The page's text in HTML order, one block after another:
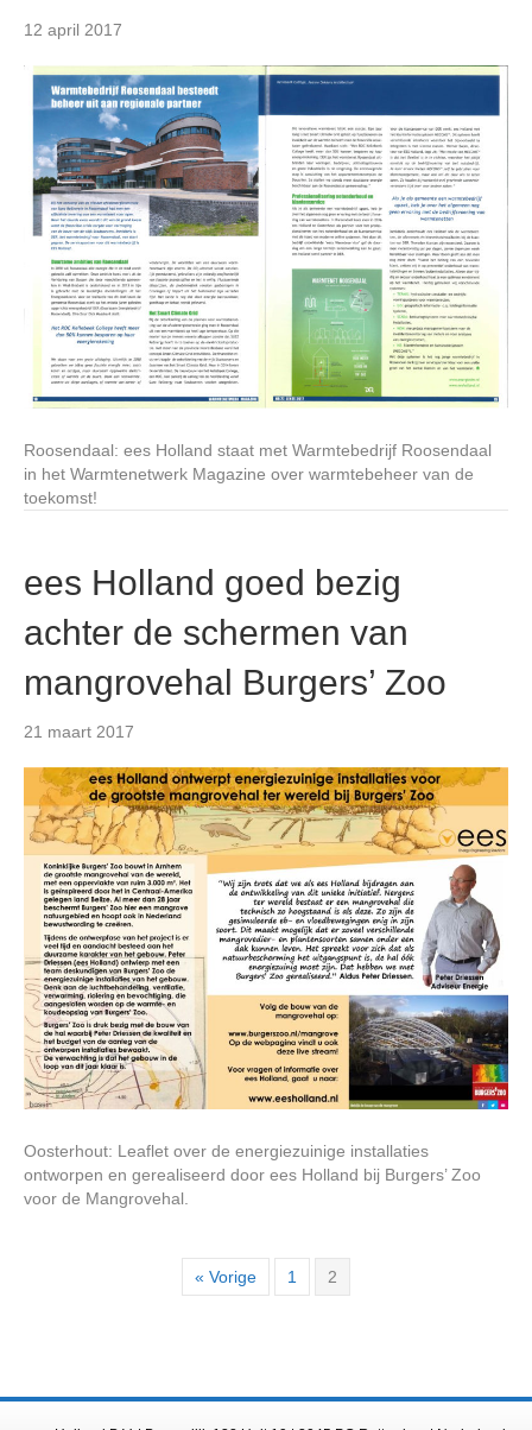
12 april 2017
Roosendaal: ees Holland staat met Warmtebedrijf Roosendaal
in het Warmtenetwerk Magazine over warmtebeheer van de
toekomst!
ees Holland goed bezig
achter de schermen van
mangrovehal Burgers’ Zoo
21 maart 2017
Oosterhout: Leaflet over de energiezuinige installaties
ontworpen en gerealiseerd door ees Holland bij Burgers’ Zoo
voor de Mangrovehal.
« Vorige 1 2